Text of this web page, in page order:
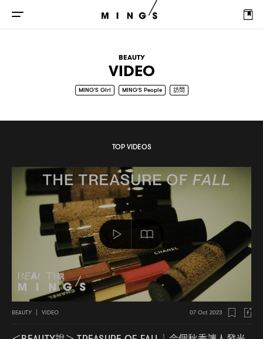
BEAUTY
VIDEO
MING'S Girl MING'S People
訪問
TOP VIDEOS
BEAUTY | VIDEO 07 Oct 2023